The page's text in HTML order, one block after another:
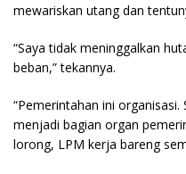
mewariskan utang dan
“Saya tidak meninggalkan
beban,” tekannya.
“Pemerintahan ini
menjadi bagian organ
lorong, LPM kerja bareng